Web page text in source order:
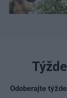
Odoberajte